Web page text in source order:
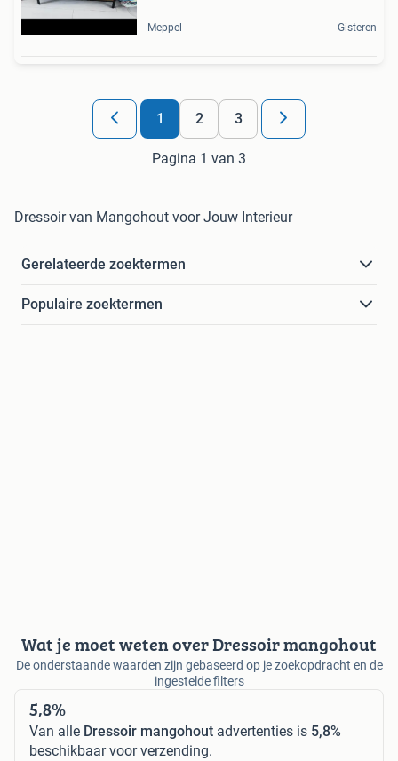
Meppel Gisteren
1 2 3
Pagina 1 van 3
Dressoir van Mangohout voor Jouw Interieur
Gerelateerde zoektermen
Populaire zoektermen
Wat je moet weten over Dressoir mangohout
De onderstaande waarden zijn gebaseerd op je zoekopdracht en de
ingestelde filters
5,8%
Van alle Dressoir mangohout advertenties is 5,8%
beschikbaar voor verzending.